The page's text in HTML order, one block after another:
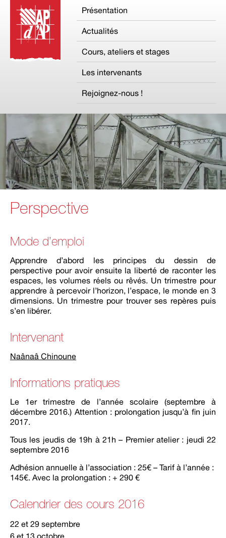
Présentation
Actualités
Cours, ateliers et stages
Les intervenants
Rejoignez-nous !
Perspective
Mode d’emploi
Apprendre d’abord les principes du dessin de
perspective pour avoir ensuite la liberté de raconter les
espaces, les volumes réels ou rêvés. Un trimestre pour
apprendre à percevoir l’horizon, l’espace, le monde en 3
dimensions. Un trimestre pour trouver ses repères puis
s’en libérer.
Intervenant
Naânaâ Chinoune
Informations pratiques
Le 1er trimestre de l’année scolaire (septembre à
décembre 2016.) Attention : prolongation jusqu’à fin juin
2017.
Tous les jeudis de 19h à 21h – Premier atelier : jeudi 22
septembre 2016
Adhésion annuelle à l’association : 25€ – Tarif à l’année :
145€. Avec la prolongation : + 290 €
Calendrier des cours 2016
22 et 29 septembre
6 et 13 octobre